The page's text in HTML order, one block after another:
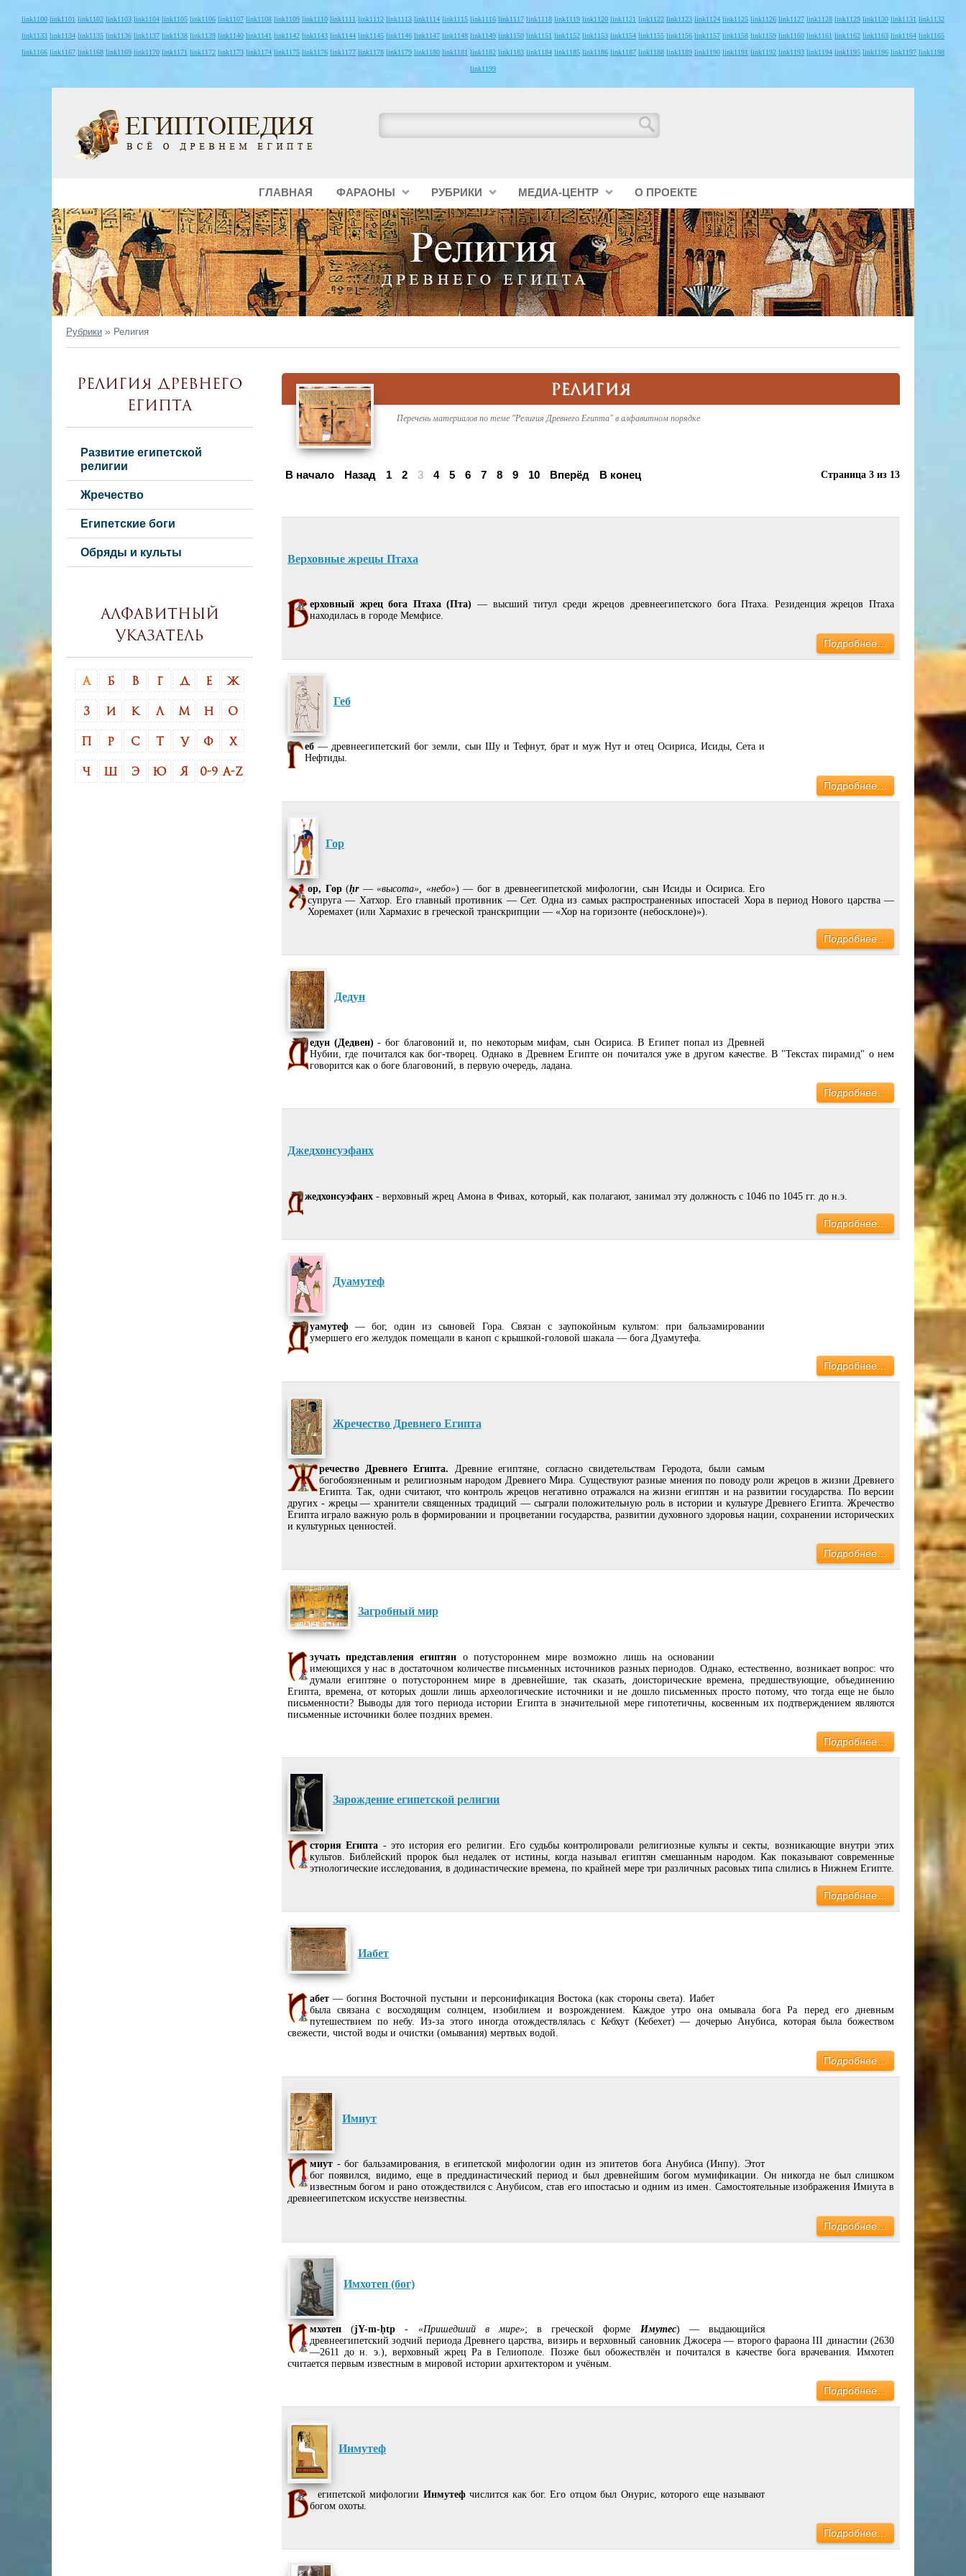
link1100 link1101 link1102 link1103 link1104 link1105 link1106 link1107 link1108 link1109 link1110 link1111 link1112 link1113 link1114 link1115 link1116 link1117 link1118 link1119 link1120 link1121 link1122 link1123 link1124 link1125 link1126 link1127 link1128 link1129 link1130 link1131 link1132
link1133 link1134 link1135 link1136 link1137 link1138 link1139 link1140 link1141 link1142 link1143 link1144 link1145 link1146 link1147 link1148 link1149 link1150 link1151 link1152 link1153 link1154 link1155 link1156 link1157 link1158 link1159 link1160 link1161 link1162 link1163 link1164 link1165
link1166 link1167 link1168 link1169 link1170 link1171 link1172 link1173 link1174 link1175 link1176 link1177 link1178 link1179 link1180 link1181 link1182 link1183 link1184 link1185 link1186 link1187 link1188 link1189 link1190 link1191 link1192 link1193 link1194 link1195 link1196 link1197 link1198
link1199
ГЛАВНАЯ ФАРАОНЫ РУБРИКИ МЕДИА-ЦЕНТР О ПРОЕКТЕ
Рубрики » Религия
РЕЛИГИЯ
Перечень материалов по теме "Религия Древнего Египта" в алфавитном порядке
Страница 3 из 13
В начало Назад 1 2 3 4 5 6 7 8 9 10 Вперёд В конец
Верховные жрецы Птаха
ерховный жрец бога Птаха (Пта) — высший титул среди жрецов древнеегипетского бога Птаха. Резиденция жрецов Птаха
находилась в городе Мемфисе.
Подробнее…
Геб
еб — древнеегипетский бог земли, сын Шу и Тефнут, брат и муж Нут и отец Осириса, Исиды, Сета и
Нефтиды.
Подробнее…
Гор
ор, Гор(ḥr—«высота», «небо») — бог в древнеегипетской мифологии, сын Исиды и Осириса. Его
супруга — Хатхор. Его главный противник — Сет. Одна из самых распространенных ипостасей Хора в период Нового царства —
Хоремахет (или Хармахис в греческой транскрипции — «Хор на горизонте (небосклоне)»).
Подробнее…
Дедун
едун (Дедвен) - бог благовоний и, по некоторым мифам, сын Осириса. В Египет попал из Древней
Нубии, где почитался как бог-творец. Однако в Древнем Египте он почитался уже в другом качестве. В "Текстах пирамид" о нем
говорится как о боге благовоний, в первую очередь, ладана.
Подробнее…
Джедхонсуэфанх
жедхонсуэфанх - верховный жрец Амона в Фивах, который, как полагают, занимал эту должность с 1046 по 1045 гг. до н.э.
Подробнее…
Дуамутеф
уамутеф — бог, один из сыновей Гора. Связан с заупокойным культом: при бальзамировании
умершего его желудок помещали в каноп с крышкой-головой шакала — бога Дуамутефа.
Подробнее…
Жречество Древнего Египта
речество Древнего Египта. Древние египтяне, согласно свидетельствам Геродота, были самым
богобоязненным и религиозным народом Древнего Мира. Существуют разные мнения по поводу роли жрецов в жизни Древнего
Египта. Так, одни считают, что контроль жрецов негативно отражался на жизни египтян и на развитии государства. По версии
других - жрецы — хранители священных традиций — сыграли положительную роль в истории и культуре Древнего Египта. Жречество
Египта играло важную роль в формировании и процветании государства, развитии духовного здоровья нации, сохранении исторических
и культурных ценностей.
Подробнее…
Загробный мир
зучать представления египтян о потустороннем мире возможно лишь на основании
имеющихся у нас в достаточном количестве письменных источников разных периодов. Однако, естественно, возникает вопрос: что
думали египтяне о потустороннем мире в древнейшие, так сказать, доисторические времена, предшествующие, объединению
Египта, времена, от которых дошли лишь археологические источники и не дошло письменных просто потому, что тогда еще не было
письменности? Выводы для того периода истории Египта в значительной мере гипотетичны, косвенным их подтверждением являются
письменные источники более поздних времен.
Подробнее…
Зарождение египетской религии
стория Египта - это история его религии. Его судьбы контролировали религиозные культы и секты, возникающие внутри этих
культов. Библейский пророк был недалек от истины, когда называл египтян смешанным народом. Как показывают современные
этнологические исследования, в додинастические времена, по крайней мере три различных расовых типа слились в Нижнем Египте.
Подробнее…
Иабет
абет — богиня Восточной пустыни и персонификация Востока (как стороны света). Иабет
была связана с восходящим солнцем, изобилием и возрождением. Каждое утро она омывала бога Ра перед его дневным
путешествием по небу. Из-за этого иногда отождествлялась с Кебхут (Кебехет) — дочерью Анубиса, которая была божеством
свежести, чистой воды и очистки (омывания) мертвых водой.
Подробнее…
Имиут
миут - бог бальзамирования, в египетской мифологии один из эпитетов бога Анубиса (Инпу). Этот
бог появился, видимо, еще в преддинастический период и был древнейшим богом мумификации. Он никогда не был слишком
известным богом и рано отождествился с Анубисом, став его ипостасью и одним из имен. Самостоятельные изображения Имиута в
древнеегипетском искусстве неизвестны.
Подробнее…
Имхотеп (бог)
мхотеп (jY-m-ḥtp - «Пришедший в мире»; в греческой форме Имутес) — выдающийся
древнеегипетский зодчий периода Древнего царства, визирь и верховный сановник Джосера — второго фараона III династии (2630
—2611 до н. э.), верховный жрец Ра в Гелиополе. Позже был обожествлён и почитался в качестве бога врачевания. Имхотеп
считается первым известным в мировой истории архитектором и учёным.
Подробнее…
Инмутеф
египетской мифологии Инмутефчислится как бог. Его отцом был Онурис, которого еще называют
богом охоты.
Подробнее…
Религия Древнего
Египта
Развитие египетской
религии
Жречество
Египетские боги
Обряды и культы
Алфавитный
указатель
А Б В Г Д Е Ж
З И К Л М Н О
Р С Т У Ф Х
Ч Э Ю Я 0-9 A-Z